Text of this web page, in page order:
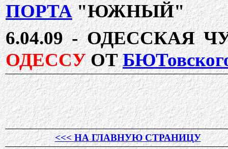
ПОРТА"ЮЖНЫЙ"
6.04.09 -ОДЕССКАЯ
ОДЕССУОТ
<<< НА ГЛАВНУЮ СТРАНИЦУ